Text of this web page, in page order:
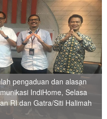
pengaduan dan alasan
IndiHome, Selasa
RI dan Gatra/Siti Halimah